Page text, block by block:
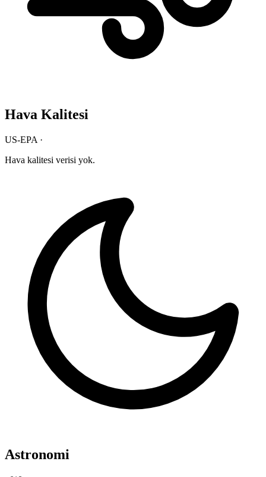
Hava Kalitesi
US-EPA ·
Hava kalitesi verisi yok.
Astronomi